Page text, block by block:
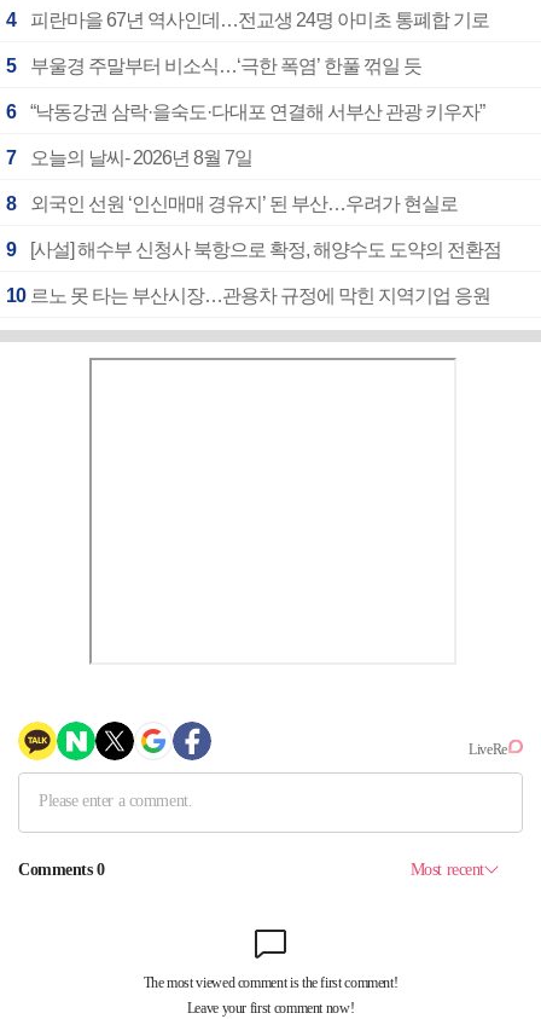
4 피란마을 67년 역사인데…전교생 24명 아미초 통폐합 기로
5 부울경 주말부터 비소식…‘극한 폭염’ 한풀 꺾일 듯
6 “낙동강권 삼락·을숙도·다대포 연결해 서부산 관광 키우자”
7 오늘의 날씨- 2026년 8월 7일
8 외국인 선원 ‘인신매매 경유지’ 된 부산…우려가 현실로
9 [사설] 해수부 신청사 북항으로 확정, 해양수도 도약의 전환점
10 르노 못 타는 부산시장…관용차 규정에 막힌 지역기업 응원